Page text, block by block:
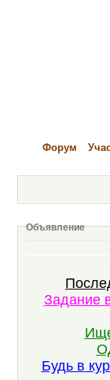
Форум
Объявление
Задание
Будь в